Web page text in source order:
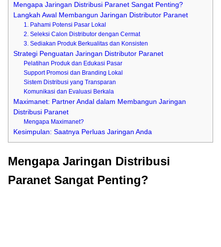
Mengapa Jaringan Distribusi Paranet Sangat Penting?
Langkah Awal Membangun Jaringan Distributor Paranet
1. Pahami Potensi Pasar Lokal
2. Seleksi Calon Distributor dengan Cermat
3. Sediakan Produk Berkualitas dan Konsisten
Strategi Penguatan Jaringan Distributor Paranet
Pelatihan Produk dan Edukasi Pasar
Support Promosi dan Branding Lokal
Sistem Distribusi yang Transparan
Komunikasi dan Evaluasi Berkala
Maximanet: Partner Andal dalam Membangun Jaringan
Distribusi Paranet
Mengapa Maximanet?
Kesimpulan: Saatnya Perluas Jaringan Anda
Mengapa Jaringan Distribusi
Paranet Sangat Penting?